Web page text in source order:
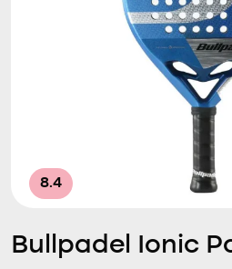
8.4
Bullpadel Ionic